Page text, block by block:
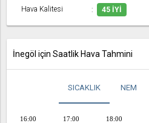
Hava Kalitesi
45 İYI
İnegöl için Saatlik Hava Tahmini
SICAKLIK NEM
16:00 17:00 18:00